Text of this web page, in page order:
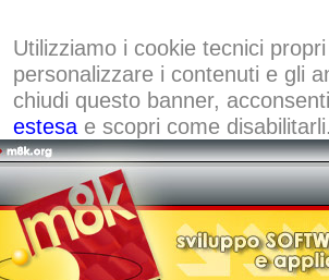
Utilizziamo i cookie tecnici
personalizzare i contenuti e gli
chiudi questo banner,
estesae scopri come